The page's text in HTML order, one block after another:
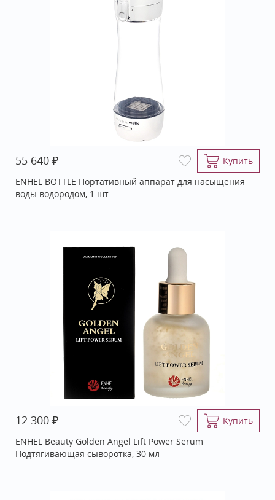
55 640 ₽
Купить
ENHEL BOTTLE Портативный аппарат для насыщения
воды водородом, 1 шт
12 300 ₽
Купить
ENHEL Beauty Golden Angel Lift Power Serum
Подтягивающая сыворотка, 30 мл